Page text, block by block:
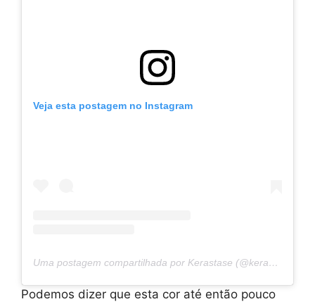
Veja esta postagem no Instagram
Uma postagem compartilhada por Kerastase (@kerastase_official)
Podemos dizer que esta cor até então pouco